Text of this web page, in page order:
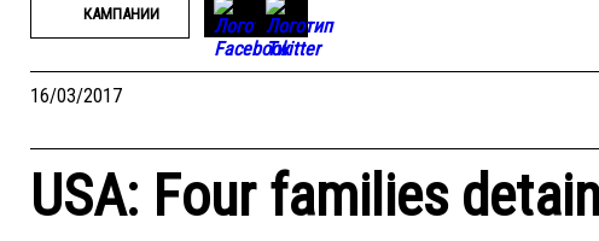
КАМПАНИИ
16/03/2017
USA: Four families